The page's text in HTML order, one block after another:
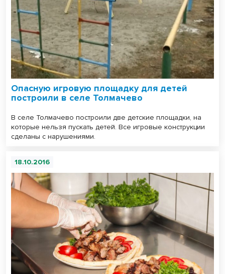
Опасную игровую площадку для детей
построили в селе Толмачево
В селе Толмачево построили две детские площадки, на
которые нельзя пускать детей. Все игровые конструкции
сделаны с нарушениями.
18.10.2016